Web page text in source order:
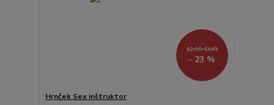
12,99 EUR
- 23 %
Hrnček Sex inštruktor